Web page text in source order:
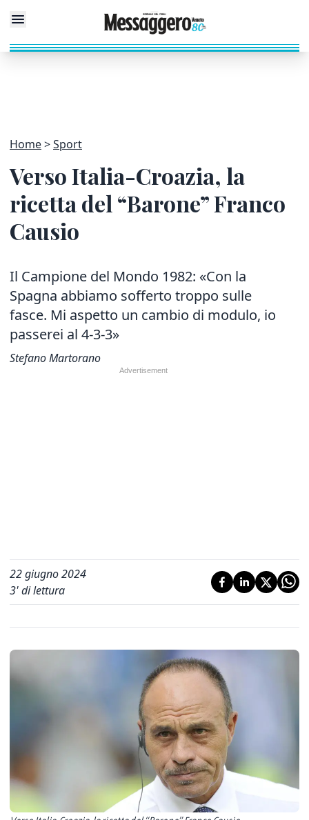
Home Sport
Verso Italia-Croazia, la
ricetta del “Barone” Franco
Causio
Il Campione del Mondo 1982: «Con la
Spagna abbiamo sofferto troppo sulle
fasce. Mi aspetto un cambio di modulo, io
passerei al 4-3-3»
Stefano Martorano
22 giugno 2024
3' di lettura